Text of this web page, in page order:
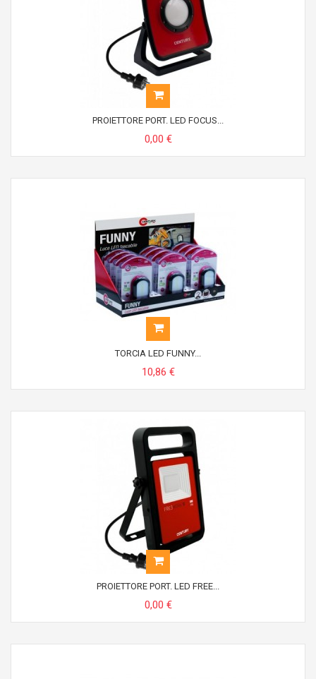
PROIETTORE PORT. LED FOCUS...
0,00 €
TORCIA LED FUNNY...
10,86 €
PROIETTORE PORT. LED FREE...
0,00 €